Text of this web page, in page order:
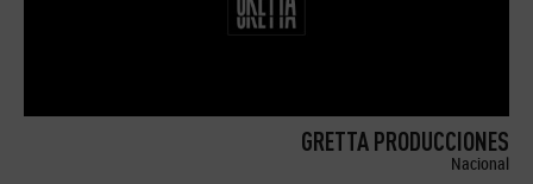
GRETTA PRODUCCIONES
Nacional